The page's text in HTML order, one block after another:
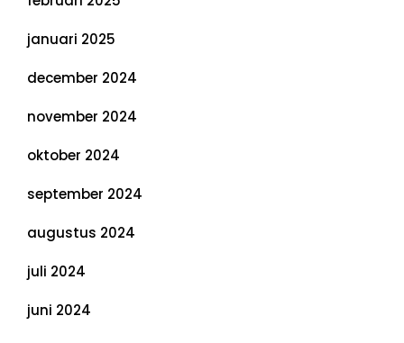
januari 2025
december 2024
november 2024
oktober 2024
september 2024
augustus 2024
juli 2024
juni 2024